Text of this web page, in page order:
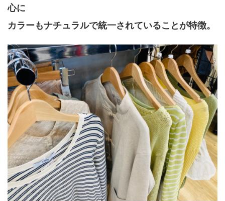
心に
カラーもナチュラルで統一されていることが特徴。